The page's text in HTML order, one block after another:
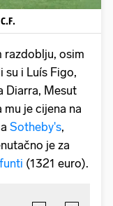
razdoblju, osim
su i Luís Figo,
Diarra, Mesut
mu je cijena na
Sotheby's,
je za
(1321 euro).